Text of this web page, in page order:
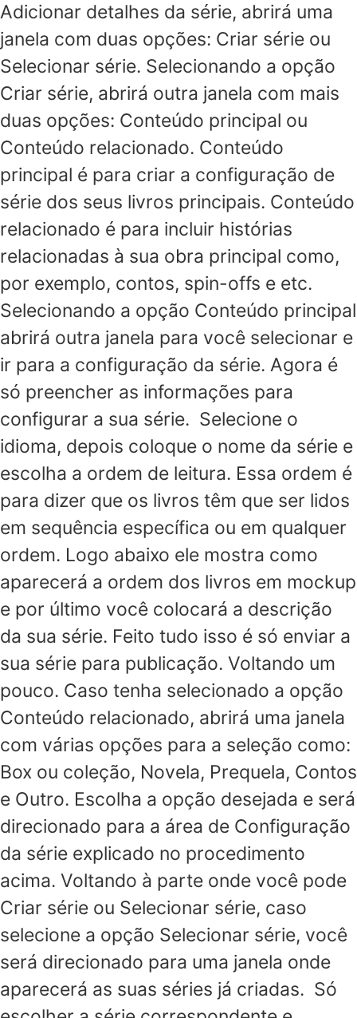
Adicionar detalhes da série, abrirá uma
janela com duas opções: Criar série ou
Selecionar série. Selecionando a opção
Criar série, abrirá outra janela com mais
duas opções: Conteúdo principal ou
Conteúdo relacionado. Conteúdo
principal é para criar a configuração de
série dos seus livros principais. Conteúdo
relacionado é para incluir histórias
relacionadas à sua obra principal como,
por exemplo, contos, spin-offs e etc.
Selecionando a opção Conteúdo principal
abrirá outra janela para você selecionar e
ir para a configuração da série. Agora é
só preencher as informações para
configurar a sua série. Selecione o
idioma, depois coloque o nome da série e
escolha a ordem de leitura. Essa ordem é
para dizer que os livros têm que ser lidos
em sequência específica ou em qualquer
ordem. Logo abaixo ele mostra como
aparecerá a ordem dos livros em mockup
e por último você colocará a descrição
da sua série. Feito tudo isso é só enviar a
sua série para publicação. Voltando um
pouco. Caso tenha selecionado a opção
Conteúdo relacionado, abrirá uma janela
com várias opções para a seleção como:
Box ou coleção, Novela, Prequela, Contos
e Outro. Escolha a opção desejada e será
direcionado para a área de Configuração
da série explicado no procedimento
acima. Voltando à parte onde você pode
Criar série ou Selecionar série, caso
selecione a opção Selecionar série, você
será direcionado para uma janela onde
aparecerá as suas séries já criadas. Só